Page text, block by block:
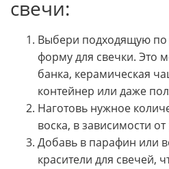
свечи:
Выбери подходящую
форму для свечки. Это
банка, керамическая
контейнер или даже
Наготовь нужное
воска, в зависимости
Добавь в парафин или
красители для свечей,